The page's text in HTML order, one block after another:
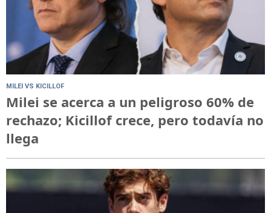
MILEI VS KICILLOF
Milei se acerca a un peligroso 60% de
rechazo; Kicillof crece, pero todavía no
llega